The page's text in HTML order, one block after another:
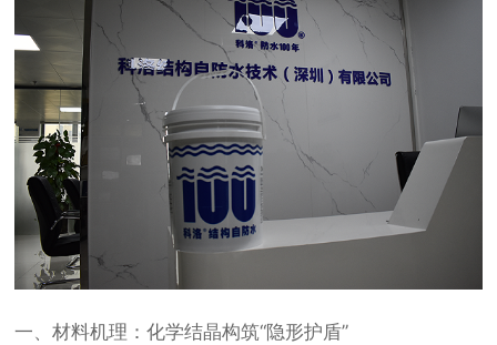
一、材料机理：化学结晶构筑“隐形护盾”